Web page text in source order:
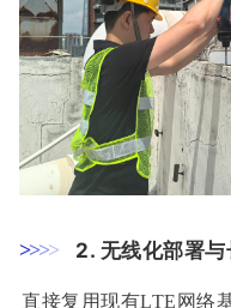
>>>> 2. 无线化部署与
直接复用现有LTE网络